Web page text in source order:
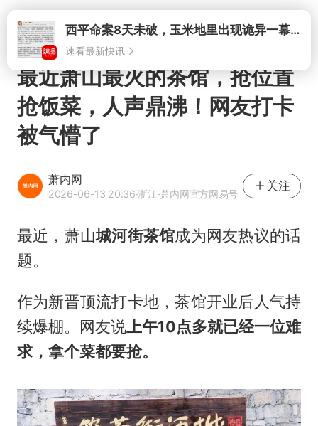
打开
最近萧山最火的茶馆，抢位置
抢饭菜，人声鼎沸！网友打卡
被气懵了
萧内网
2026-06-13 20:36·浙江·萧内网官方网易号
关注
最近，萧山城河街茶馆成为网友热议的话
题。
作为新晋顶流打卡地，茶馆开业后人气持
续爆棚。网友说上午10点多就已经一位难
求，拿个菜都要抢。